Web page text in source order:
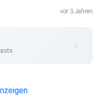
vor 3 Jahren